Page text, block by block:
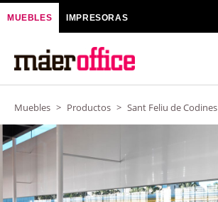
contenido
MUEBLES IMPRESORAS
Muebles > Productos > Sant Feliu de Codines